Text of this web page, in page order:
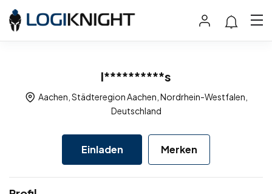
l**********s
Aachen, Städteregion Aachen, Nordrhein-Westfalen,
Deutschland
Einladen Merken